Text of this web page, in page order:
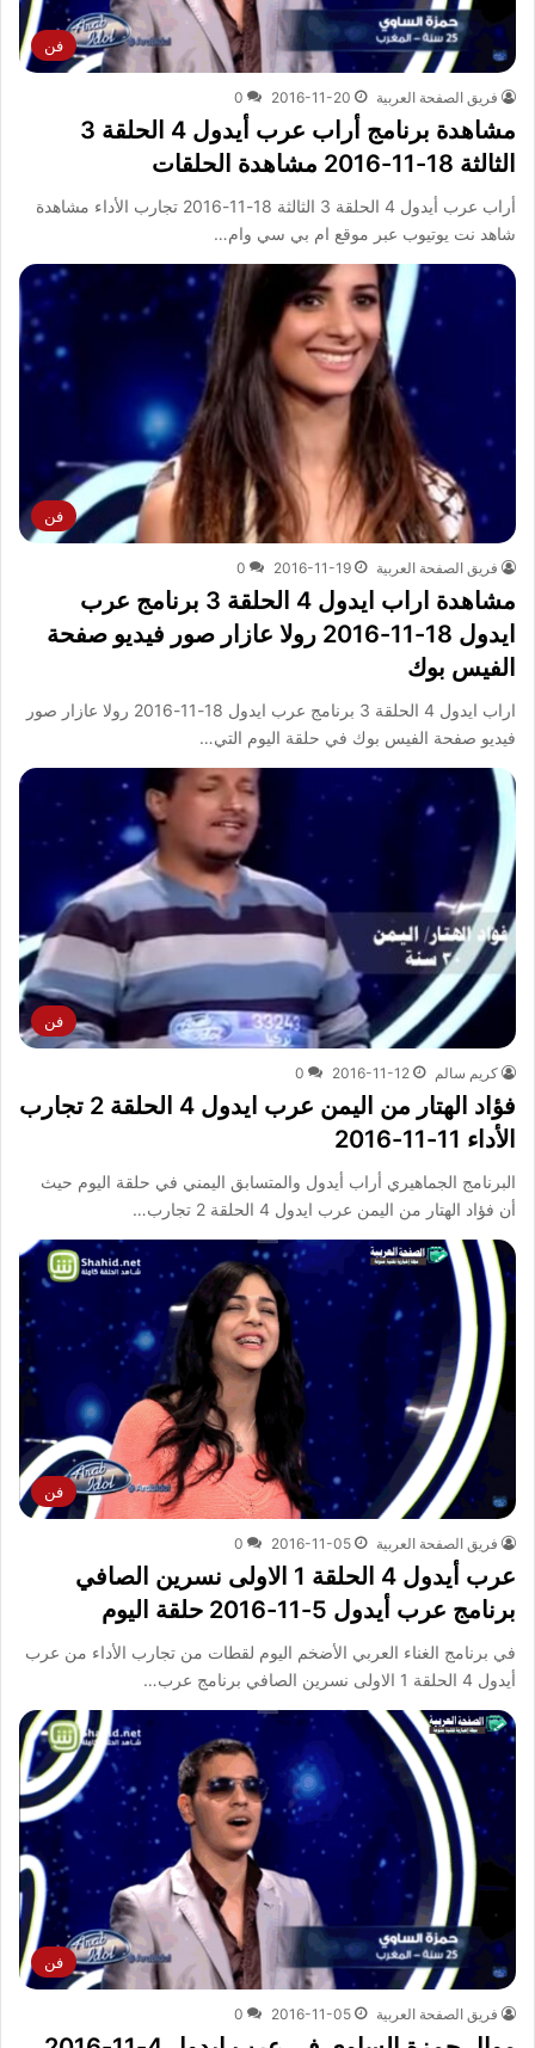
فن
فريق الصفحة العربية 2016-11-20
0
مشاهدة برنامج أراب عرب أيدول 4 الحلقة 3
الثالثة 18-11-2016 مشاهدة الحلقات
أراب عرب أيدول 4 الحلقة 3 الثالثة 18-11-2016 تجارب الأداء مشاهدة
شاهد نت يوتيوب عبر موقع ام بي سي وام…
فن
فريق الصفحة العربية 2016-11-19
0
مشاهدة اراب ايدول 4 الحلقة 3 برنامج عرب
ايدول 18-11-2016 رولا عازار صور فيديو صفحة
الفيس بوك
اراب ايدول 4 الحلقة 3 برنامج عرب ايدول 18-11-2016 رولا عازار صور
فيديو صفحة الفيس بوك في حلقة اليوم التي…
فن
كريم سالم 2016-11-12
0
فؤاد الهتار من اليمن عرب ايدول 4 الحلقة 2 تجارب
الأداء 11-11-2016
البرنامج الجماهيري أراب أيدول والمتسابق اليمني في حلقة اليوم حيث
أن فؤاد الهتار من اليمن عرب ايدول 4 الحلقة 2 تجارب…
فن
فريق الصفحة العربية 2016-11-05
0
عرب أيدول 4 الحلقة 1 الاولى نسرين الصافي
برنامج عرب أيدول 5-11-2016 حلقة اليوم
في برنامج الغناء العربي الأضخم اليوم لقطات من تجارب الأداء من عرب
أيدول 4 الحلقة 1 الاولى نسرين الصافي برنامج عرب…
فن
فريق الصفحة العربية 2016-11-05
0